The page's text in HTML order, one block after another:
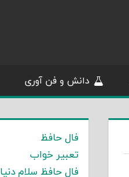
دانش و فن آوری
فال حافظ
تعبیر خواب
فال حافظ سلام دنیا